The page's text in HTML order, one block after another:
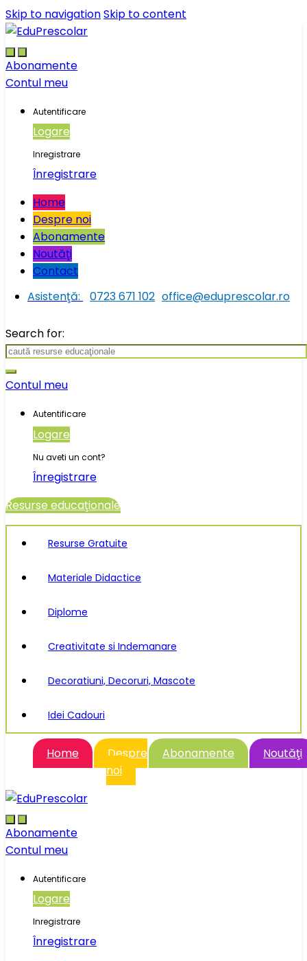
Skip to navigationSkip to content
Abonamente
Contul meu
Autentificare
Logare
Inregistrare
Înregistrare
Home
Despre noi
Abonamente
Noutăţi
Contact
Asistenţă:
0723 671 102 office@eduprescolar.ro
Search for:
Contul meu
Autentificare
Logare
Nu aveti un cont?
Înregistrare
Resurse educaţionale
Resurse Gratuite
Materiale Didactice
Diplome
Creativitate si Indemanare
Decoratiuni, Decoruri, Mascote
Idei Cadouri
Home
Despre
noi
Abonamente Noutăţi
Abonamente
Contul meu
Autentificare
Logare
Inregistrare
Înregistrare